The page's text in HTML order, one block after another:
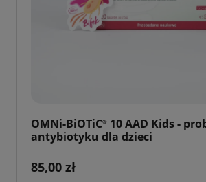
OMNi-BiOTiC® 10 AAD Kids -
antybiotyku dla dzieci
85,00 zł